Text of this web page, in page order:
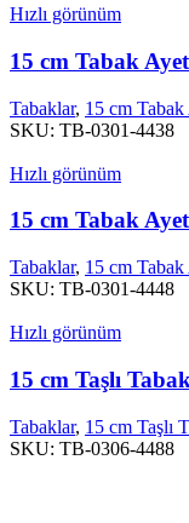
Hızlı görünüm
15 cm Tabak
Tabaklar, 15 cm
SKU: TB-0301-4438
Hızlı görünüm
15 cm Tabak
Tabaklar, 15 cm
SKU: TB-0301-4448
Hızlı görünüm
15 cm Taşlı
Tabaklar, 15 cm Taşlı
SKU: TB-0306-4488